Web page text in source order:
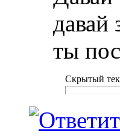
давай
ты
Скрытый